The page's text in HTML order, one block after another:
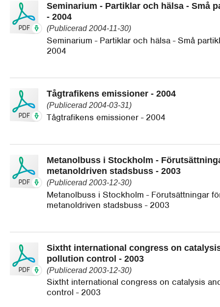
Seminarium - Partiklar och hälsa - Små
- 2004
(Publicerad 2004-11-30)
Seminarium - Partiklar och hälsa - Små
2004
Tågtrafikens emissioner - 2004
(Publicerad 2004-03-31)
Tågtrafikens emissioner - 2004
Metanolbuss i Stockholm -
metanoldriven stadsbuss - 2003
(Publicerad 2003-12-30)
Metanolbuss i Stockholm - Förutsättningar
metanoldriven stadsbuss - 2003
Sixtht international congress on
pollution control - 2003
(Publicerad 2003-12-30)
Sixtht international congress on catalysis
control - 2003